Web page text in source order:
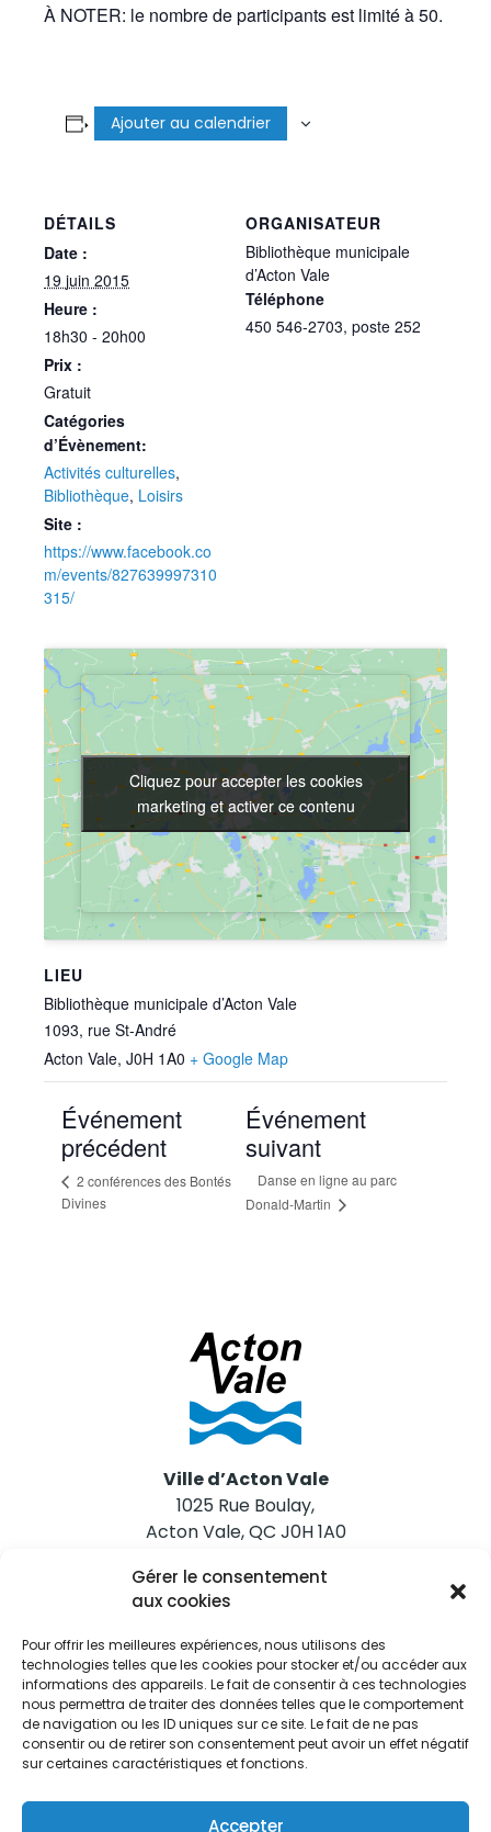
Gérer le consentement
aux cookies
Pour offrir les meilleures expériences, nous utilisons des
technologies telles que les cookies pour stocker et/ou accéder aux
informations des appareils. Le fait de consentir à ces technologies
nous permettra de traiter des données telles que le comportement
de navigation ou les ID uniques sur ce site. Le fait de ne pas
consentir ou de retirer son consentement peut avoir un effet négatif
sur certaines caractéristiques et fonctions.
Accepter
À NOTER: le nombre de participants est limité à 50.
Ajouter au calendrier
DÉTAILS
Date :
19 juin 2015
Heure :
18h30 - 20h00
Prix :
Gratuit
Catégories
d’Évènement:
Activités culturelles,
Bibliothèque, Loisirs
Site :
https://www.facebook.co
m/events/827639997310
315/
ORGANISATEUR
Bibliothèque municipale
d’Acton Vale
Téléphone
450 546-2703, poste 252
LIEU
Bibliothèque municipale d’Acton Vale
1093, rue St-André
Acton Vale, J0H 1A0 + Google Map
Cliquez pour accepter les cookies
marketing et activer ce contenu
Cliquez pour accepter les cookies
marketing et activer ce contenu
Événement
précédent
2 conférences des Bontés
Divines
Événement
suivant
Danse en ligne au parc
Donald-Martin
Ville d’Acton Vale
1025 Rue Boulay,
Acton Vale, QC J0H 1A0
Nous joindre
Restez informés
Abonnez-vous aux alertes municipales